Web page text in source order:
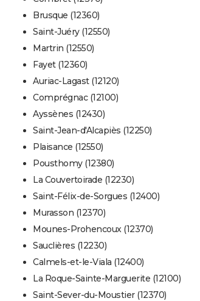
Brusque (12360)
Saint-Juéry (12550)
Martrin (12550)
Fayet (12360)
Auriac-Lagast (12120)
Comprégnac (12100)
Ayssènes (12430)
Saint-Jean-d'Alcapiès (12250)
Plaisance (12550)
Pousthomy (12380)
La Couvertoirade (12230)
Saint-Félix-de-Sorgues (12400)
Murasson (12370)
Mounes-Prohencoux (12370)
Sauclières (12230)
Calmels-et-le-Viala (12400)
La Roque-Sainte-Marguerite (12100)
Saint-Sever-du-Moustier (12370)